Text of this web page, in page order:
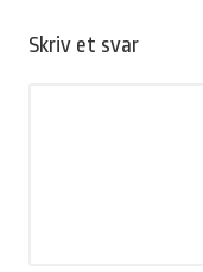
Skriv et svar